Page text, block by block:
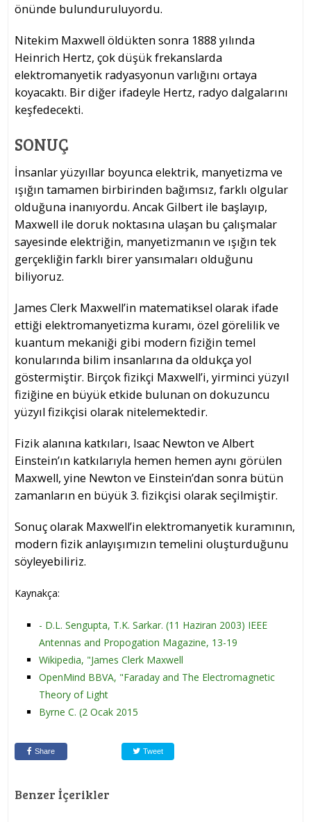
önünde bulunduruluyordu.
Nitekim Maxwell öldükten sonra 1888 yılında
Heinrich Hertz, çok düşük frekanslarda
elektromanyetik radyasyonun varlığını ortaya
koyacaktı. Bir diğer ifadeyle Hertz, radyo dalgalarını
keşfedecekti.
SONUÇ
İnsanlar yüzyıllar boyunca elektrik, manyetizma ve
ışığın tamamen birbirinden bağımsız, farklı olgular
olduğuna inanıyordu. Ancak Gilbert ile başlayıp,
Maxwell ile doruk noktasına ulaşan bu çalışmalar
sayesinde elektriğin, manyetizmanın ve ışığın tek
gerçekliğin farklı birer yansımaları olduğunu
biliyoruz.
James Clerk Maxwell’in matematiksel olarak ifade
ettiği elektromanyetizma kuramı, özel görelilik ve
kuantum mekaniği gibi modern fiziğin temel
konularında bilim insanlarına da oldukça yol
göstermiştir. Birçok fizikçi Maxwell’i, yirminci yüzyıl
fiziğine en büyük etkide bulunan on dokuzuncu
yüzyıl fizikçisi olarak nitelemektedir.
Fizik alanına katkıları, Isaac Newton ve Albert
Einstein’ın katkılarıyla hemen hemen aynı görülen
Maxwell, yine Newton ve Einstein’dan sonra bütün
zamanların en büyük 3. fizikçisi olarak seçilmiştir.
Sonuç olarak Maxwell’in elektromanyetik kuramının,
modern fizik anlayışımızın temelini oluşturduğunu
söyleyebiliriz.
Kaynakça:
- D.L. Sengupta, T.K. Sarkar. (11 Haziran 2003) IEEE
Antennas and Propogation Magazine, 13-19
Wikipedia, "James Clerk Maxwell
OpenMind BBVA, "Faraday and The Electromagnetic
Theory of Light
Byrne C. (2 Ocak 2015
Share Tweet
Benzer İçerikler